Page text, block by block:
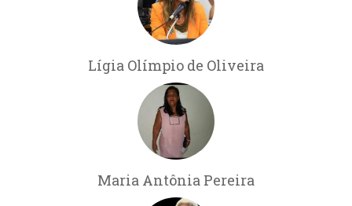
Lígia Olímpio de Oliveira
Maria Antônia Pereira